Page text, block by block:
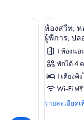
ง, ปลอดบุหรี่ (Skyline) | เตา
เปิด
ภาพถ่าย
ทั้งหมด
ของ
ห้อง
สวีท,
หลาย
5
ห้องสวีท, ห
ผู้พิการ, ปล
1 ห้องนอ
พักได้ 4
1 เตียงคิ
Wi-Fi ฟรี
รายละเอียดเ
ราย